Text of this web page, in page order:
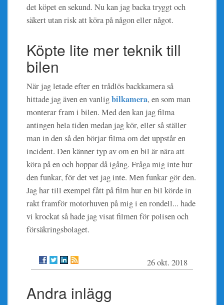
det köpet en sekund. Nu kan jag backa tryggt och
säkert utan risk att köra på någon eller något.
Köpte lite mer teknik till
bilen
När jag letade efter en trådlös backkamera så
hittade jag även en vanligbilkamera, en som man
monterar fram i bilen. Med den kan jag filma
antingen hela tiden medan jag kör, eller så ställer
man in den så den börjar filma om det uppstår en
incident. Den känner typ av om en bil är nära att
köra på en och hoppar då igång. Fråga mig inte hur
den funkar, för det vet jag inte. Men funkar gör den.
Jag har till exempel fått på film hur en bil körde in
rakt framför motorhuven på mig i en rondell... hade
vi krockat så hade jag visat filmen för polisen och
försäkringsbolaget.
26 okt. 2018
Andra inlägg